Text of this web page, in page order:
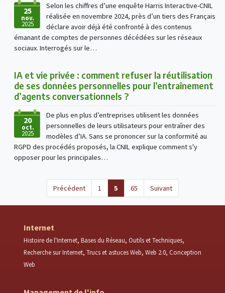
25
nov.
2025
Selon les chiffres d’une enquête Harris Interactive-CNIL
réalisée en novembre 2024, près d’un tiers des Français
déclare avoir déjà été confronté à des contenus
émanant de comptes de personnes décédées sur les réseaux
sociaux. Interrogés sur le…
IA et vie privée : comment refuser la réutilisation
de ses données personnelles pour l’entraînement
d’agents conversationnels ?
20
oct.
2025
De plus en plus d’entreprises utilisent les données
personnelles de leurs utilisateurs pour entraîner des
modèles d’IA. Sans se prononcer sur la conformité au
RGPD des procédés proposés, la CNIL explique comment s'y
opposer pour les principales…
Précédent 1 5(current)
65 Suivant
Internet
Histoire de l'Internet Bases du Réseau Outils et Techniques
Recherche sur Internet Trucs et astuces Web Web 2.0 Conception
Web